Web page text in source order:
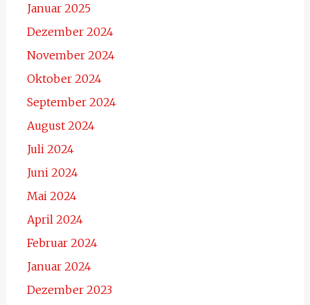
Januar 2025
Dezember 2024
November 2024
Oktober 2024
September 2024
August 2024
Juli 2024
Juni 2024
Mai 2024
April 2024
Februar 2024
Januar 2024
Dezember 2023